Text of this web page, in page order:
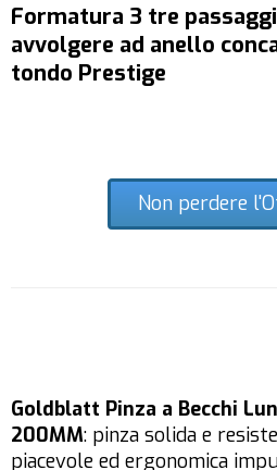
Formatura 3 tre
avvolgere ad anello
tondo Prestige
Non perdere
Goldblatt Pinza a Becchi
200MM: pinza solida e
piacevole ed ergonomica